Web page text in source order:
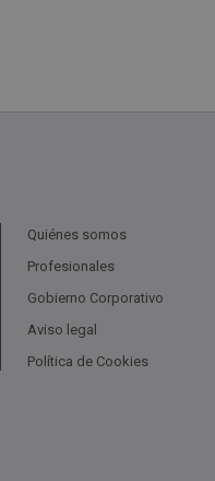
Quiénes somos
Profesionales
Gobierno Corporativo
Aviso legal
Política de Cookies